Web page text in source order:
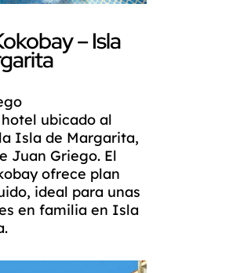
– Isla
ubicado al
Isla de Margarita,
Juan Griego. El
ofrece plan
ideal para unas
en familia en Isla